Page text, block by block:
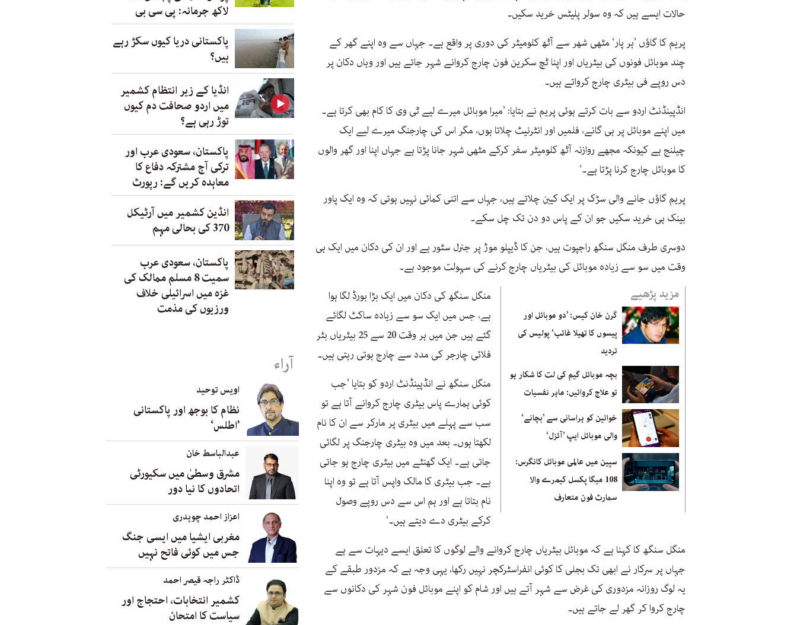
حالات ایسے ہیں کہ وہ سولر پلیٹس خرید سکیں۔
پریم کا گاؤں ’ہر پار‘ مٹھی شھر سے آٹھ کلومیٹر کی دوری پر واقع ہے۔ جہاں سے وہ اپنے گھر کے
چند موبائل فونوں کی بیٹریاں اور اپنا ٹچ سکرین فون چارج کروانے شہر جاتے ہیں اور وہاں دکان پر
دس روپے فی بیٹری چارج کرواتے ہیں۔
انڈپینڈنٹ اردو سے بات کرتے ہوئی پریم نے بتایا: ’میرا موبائل میرے لیے ٹی وی کا کام بھی کرتا ہے۔
میں اپنے موبائل پر ہی گانے، فلمیں اور انٹرنیٹ چلاتا ہوں، مگر اس کی چارجنگ میرے لیے ایک
چیلنج ہے کیونکہ مجھے روازنہ آٹھ کلومیٹر سفر کرکے مٹھی شہر جانا پڑتا ہے جہاں اپنا اور گھر والوں
کا موبائل چارج کرنا پڑتا ہے۔‘
پریم گاؤں جانے والی سڑک پر ایک کیبن چلاتے ہیں، جہاں سے اتنی کمائی نہیں ہوتی کہ وہ ایک پاور
بینک ہی خرید سکیں جو ان کے پاس دو دن تک چل سکے۔
دوسری طرف منگل سنگھ راجپوت ہیں، جن کا ڈیپلو موڑ پر جنرل سٹور ہے اور ان کی دکان میں ایک ہی
وقت میں سو سے زیادہ موبائل کی بیٹریاں چارج کرنے کی سہولت موجود ہے۔
مزید پڑھیے
کَرن خان کیس: ’دو موبائل اور
پیسوں کا تھیلا غائب‘ پولیس کی
تردید
بچہ موبائل گیم کی لت کا شکار ہو
تو علاج کروائیں: ماہر نفسیات
خواتین کو ہراسانی سے ’بچانے‘
والی موبائل ایپ ’آئزل‘
سپین میں عالمی موبائل کانگرس:
108 میگا پکسل کیمرے والا
سمارٹ فون متعارف
منگل سنگھ کی دکان میں ایک بڑا بورڈ لگا ہوا
ہے، جس میں ایک سو سے زیادہ ساکٹ لگائے
گئے ہیں جن میں ہر وقت 20 سے 25 بیٹریاں بٹر
فلائی چارجر کی مدد سے چارج ہوتی رہتی ہیں۔
منگل سنگھ نے انڈپینڈنٹ اردو کو بتایا ’جب
کوئی ہمارے پاس بیٹری چارج کروانے آتا ہے تو
سب سے پہلے میں بیٹری پر مارکر سے ان کا نام
لکھتا ہوں۔ بعد میں وہ بیٹری چارجنگ پر لگائی
جاتی ہے۔ ایک گھنٹے میں بیٹری چارج ہو جاتی
ہے۔ جب بیٹری کا مالک واپس آتا ہے تو وہ اپنا
نام بتاتا ہے اور ہم اس سے دس روپے وصول
کرکے بیٹری دے دیتے ہیں۔‘
منگل سنگھ کا کہنا ہے کہ موبائل بیٹریاں چارج کروانے والے لوگوں کا تعلق ایسے دیہات سے ہے
جہاں پر سرکار نے ابھی تک بجلی کا کوئی انفراسٹرکچر نہیں رکھا، یہی وجہ ہے کہ مزدور طبقے کے
یہ لوگ روزانہ مزدوری کی غرض سے شہر آتے ہیں اور شام کو اپنے موبائل فون شہر کی دکانوں سے
چارج کروا کر گھر لے جاتے ہیں۔
لاکھ جرمانہ: پی سی بی
پاکستانی دریا کیوں سکڑ رہے
ہیں؟
انڈیا کے زیر انتظام کشمیر
میں اردو صحافت دم کیوں
توڑ رہی ہے؟
پاکستان، سعودی عرب اور
ترکی آج مشترکہ دفاع کا
معاہدہ کریں گے: رپورٹ
انڈین کشمیر میں آرٹیکل
370 کی بحالی مہم
پاکستان، سعودی عرب
سمیت 8 مسلم ممالک کی
غزہ میں اسرائیلی خلاف
ورزیوں کی مذمت
آراء
اویس توحید
نظام کا بوجھ اور پاکستانی
’اطلس‘
عبدالباسط خان
مشرق وسطیٰ میں سکیورٹی
اتحادوں کا نیا دور
اعزاز احمد چوہدری
مغربی ایشیا میں ایسی جنگ
جس میں کوئی فاتح نہیں
ڈاکٹر راجہ قیصر احمد
کشمیر انتخابات، احتجاج اور
سیاست کا امتحان